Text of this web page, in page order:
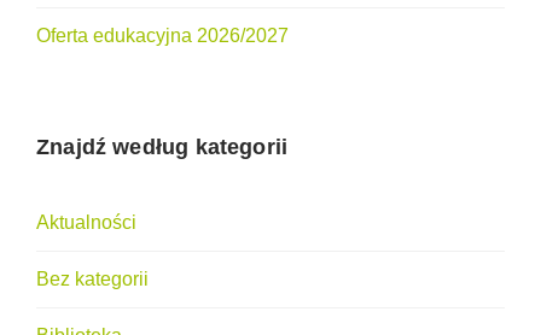
Oferta edukacyjna 2026/2027
Znajdź według kategorii
Aktualności
Bez kategorii